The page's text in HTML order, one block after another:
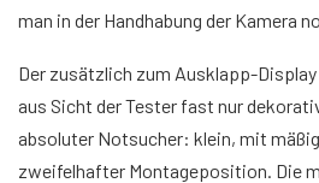
man in der Handhabung der Kamera
Der zusätzlich zum Ausklapp-
aus Sicht der Tester fast nur
absoluter Notsucher: klein, mit
zweifelhafter Montageposition. Die